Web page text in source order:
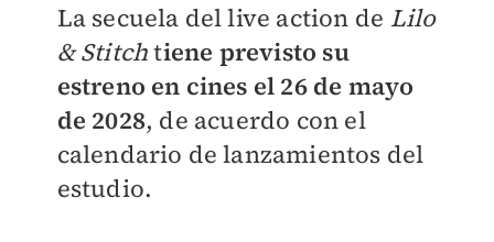
La secuela del live action de Lilo
& Stitchtiene previsto su
estreno en cines el 26 de mayo
de 2028, de acuerdo con el
calendario de lanzamientos del
estudio.